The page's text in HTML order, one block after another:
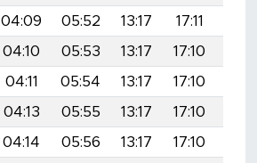
04:09 05:52 13:17 17:11
04:10 05:53 13:17 17:10
04:11 05:54 13:17 17:10
04:13 05:55 13:17 17:10
04:14 05:56 13:17 17:10